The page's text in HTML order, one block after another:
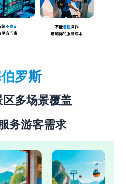
罗斯
区多场景覆盖
务游客需求